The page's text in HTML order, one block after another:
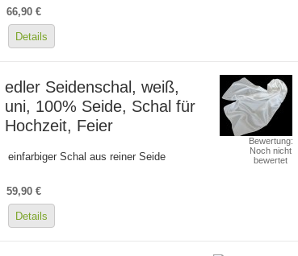
66,90 €
Details
edler Seidenschal, weiß,
uni, 100% Seide, Schal für
Hochzeit, Feier
einfarbiger Schal aus reiner Seide
59,90 €
Details
Bewertung:
Noch nicht
bewertet